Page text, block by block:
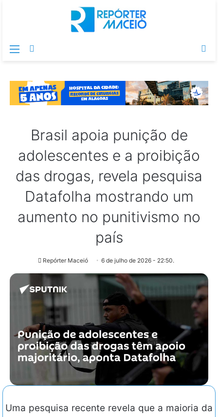
Menu
Brasil apoia punição de
adolescentes e a proibição
das drogas, revela pesquisa
Datafolha mostrando um
aumento no punitivismo no
país
Repórter Maceió 6 de julho de 2026 - 22:50.
Uma pesquisa recente revela que a maioria da